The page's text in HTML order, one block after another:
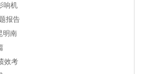
响机
报告
明南
效考